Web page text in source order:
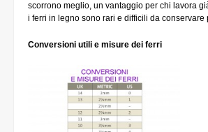
scorrono meglio, un vantaggio per chi lavora
i ferri in legno sono rari e difficili da
Conversioni utili e misure dei ferri